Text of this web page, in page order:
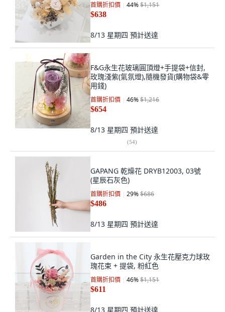
首購折扣價 44%$1,151
$638
8/13 星期四 預計送達
F&G永生花玻璃圓頂燈+手提袋+信封,
玫瑰淺紫(氣氛燈),隨機發貨(購物袋&零
用錢)
首購折扣價 46%$1,216
$654
8/13 星期四 預計送達
(54)
GAPANG 乾燥花 DRYB12003, 03號
(星辰石灰色)
首購折扣價 29%$686
$486
8/13 星期四 預計送達
Garden in the City 永生花壓克力球玫
瑰花束 + 提袋, 粉紅色
首購折扣價 46%$1,151
$611
8/13 星期四 預計送達